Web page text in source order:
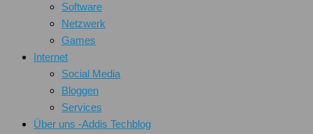
Software
Netzwerk
Games
Internet
Social Media
Bloggen
Services
Über uns -Addis Techblog